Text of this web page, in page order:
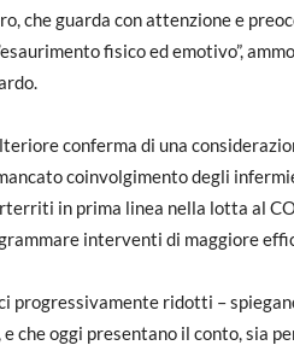
che guarda con attenzione e
fisico ed emotivo”,
conferma di una
coinvolgimento degli
in prima linea nella lotta al
interventi di maggiore
progressivamente ridotti –
che oggi presentano il conto, sia